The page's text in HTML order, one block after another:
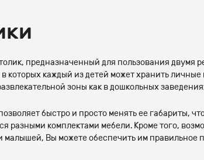
предназначенный для пользования двумя
которых каждый из детей может хранить
зоны как в дошкольных
быстро и просто менять ее габариты,
разными комплектами мебели. Кроме того,
Вы можете обеспечить им правильное